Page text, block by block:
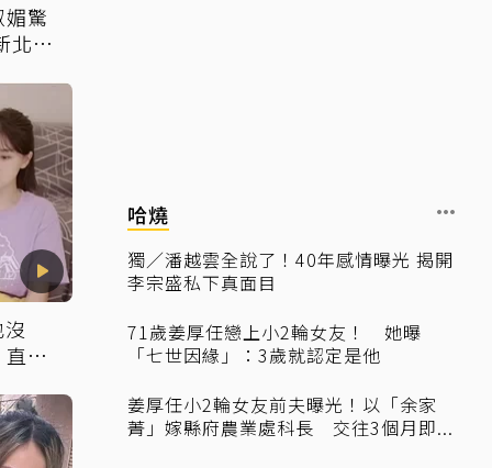
驚
北掀
接
哈燒
獨／潘越雲全說了！40年感情曝光 揭開
李宗盛私下真面目
71歲姜厚任戀上小2輪女友！ 她曝
「七世因緣」：3歲就認定是他
姜厚任小2輪女友前夫曝光！以「余家
菁」嫁縣府農業處科長 交往3個月即...